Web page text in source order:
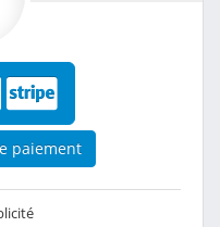
paiement